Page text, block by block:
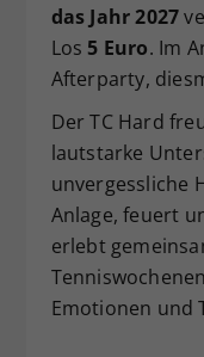
das Jahr 2027
Los 5 Euro. Im
Afterparty,
Der TC Hard
lautstarke
unvergessliche
Anlage, feuert
erlebt
Emotionen und